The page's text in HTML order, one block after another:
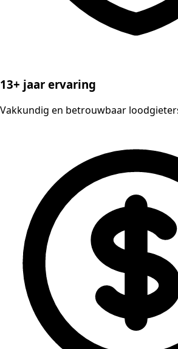
13+ jaar ervaring
Vakkundig en betrouwbaar